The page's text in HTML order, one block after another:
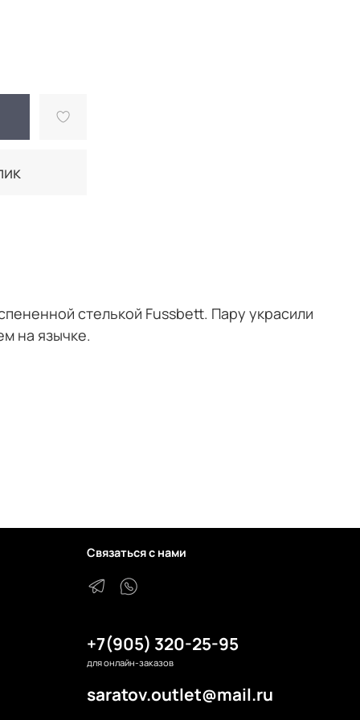
стелькой Fussbett. Пару украсили
на язычке.
Связаться с нами
+7(905) 320-25-95
для онлайн-заказов
saratov.outlet@mail.ru